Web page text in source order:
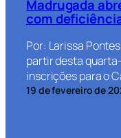
Madrugada
com
Por: Larissa
partir desta
inscrições para o
19 de fevereiro de